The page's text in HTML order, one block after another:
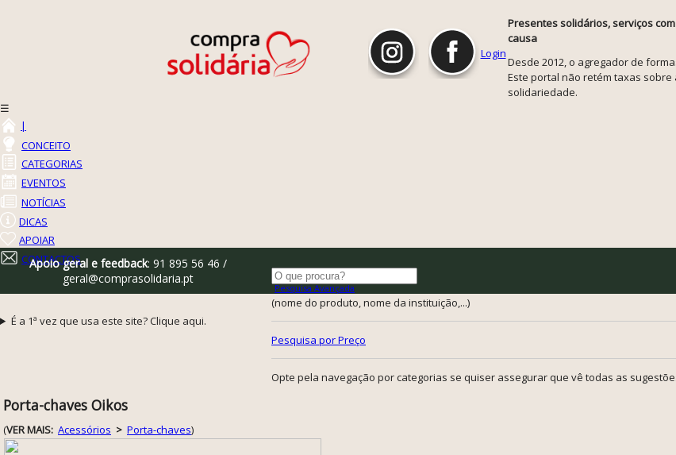
Login
Presentes solidários, serviços
causa
Desde 2012, o agregador de
Este portal não retém taxas
solidariedade.
☰
|
CONCEITO
CATEGORIAS
EVENTOS
NOTÍCIAS
DICAS
APOIAR
CONTACTOS
Pesquisa Avançada
(nome do produto, nome da instituição,...)
Pesquisa por Preço
Opte pela navegação por categorias se quiser assegurar que vê todas as
Apoio geral e feedback: 91 895 56 46 /
geral@comprasolidaria.pt
É a 1ª vez que usa este site? Clique aqui.
Porta-chaves Oikos
(VER MAIS: Acessórios > Porta-chaves)